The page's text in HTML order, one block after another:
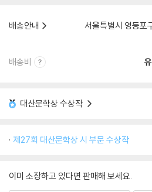
배송안내
서울특별시 영등포
배송비
대산문학상 수상작
제27회 대산문학상 시 부문 수상작
이미 소장하고 있다면 판매해 보세요.